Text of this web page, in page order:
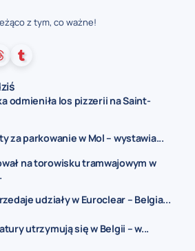
z tym, co ważne!
odmieniła los pizzerii na Saint-
za parkowanie w Mol – wystawia...
na torowisku tramwajowym w
udziały w Euroclear – Belgia...
utrzymują się w Belgii – w...